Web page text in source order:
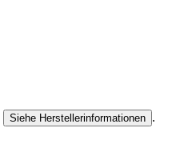
Siehe Herstellerinformationen .